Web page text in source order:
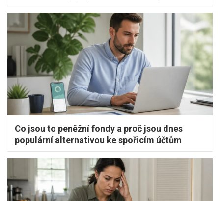
Co jsou to peněžní fondy a proč jsou dnes
populární alternativou ke spořicím účtům